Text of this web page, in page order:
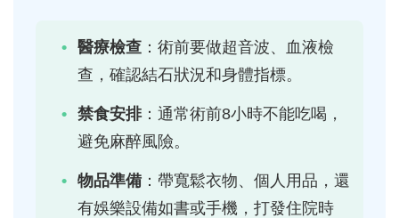
醫療檢查 ：術前要做超音波、血液檢
查，確認結石狀況和身體指標。
禁食安排：通常術前8小時不能吃喝，
避免麻醉風險。
物品準備 ：帶寬鬆衣物、個人用品，還
有娛樂設備如書或手機，打發住院時